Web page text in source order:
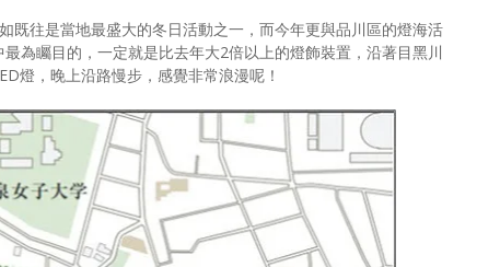
既往是當地最盛大的冬日活動之一，而今年更與品川區的燈海活
為矚目的，一定就是比去年大2倍以上的燈飾裝置，沿著目黑川
燈，晚上沿路慢步，感覺非常浪漫呢！